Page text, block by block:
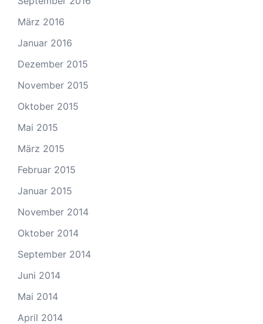
März 2016
Januar 2016
Dezember 2015
November 2015
Oktober 2015
Mai 2015
März 2015
Februar 2015
Januar 2015
November 2014
Oktober 2014
September 2014
Juni 2014
Mai 2014
April 2014